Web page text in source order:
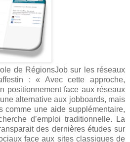
de RégionsJob sur les réseaux
: « Avec cette approche,
positionnement face aux réseaux
alternative aux jobboards, mais
comme une aide supplémentaire,
d’emploi traditionnelle. La
des dernières études sur
face aux sites classiques de